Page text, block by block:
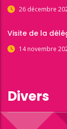
26 décembre
Visite de la
14 novembre
Divers